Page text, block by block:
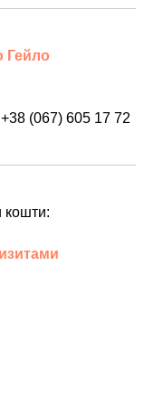
Гейло
(067) 605 17 72
кошти: